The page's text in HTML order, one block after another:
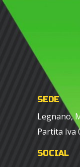
SEDE
Legnano,
Partita Iva
SOCIAL